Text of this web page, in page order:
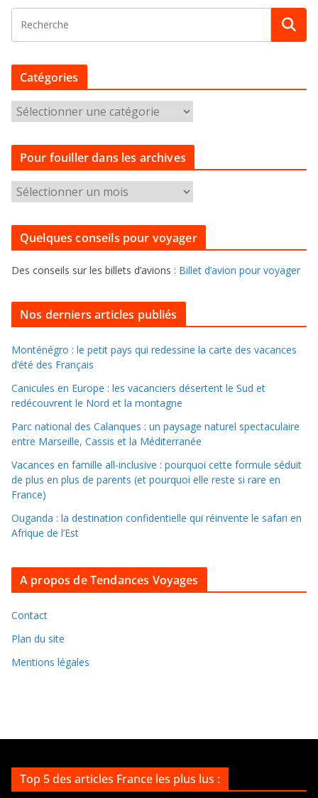
Catégories
a
t
g
e
s
Pour fouiller dans les archives
o
u
o
l
l
e
r
d
a
n
e
a
i
v
e
Quelques conseils pour voyager
Des conseils sur les billets d’avions : Billet d’avion pour voyager
Nos derniers articles publiés
Monténégro : le petit pays qui redessine la carte des vacances
d’été des Français
Canicules en Europe : les vacanciers désertent le Sud et
redécouvrent le Nord et la montagne
Parc national des Calanques : un paysage naturel spectaculaire
entre Marseille, Cassis et la Méditerranée
Vacances en famille all-inclusive : pourquoi cette formule séduit
de plus en plus de parents (et pourquoi elle reste si rare en
France)
Ouganda : la destination confidentielle qui réinvente le safari en
Afrique de l’Est
A propos de Tendances Voyages
Contact
Plan du site
Mentions légales
Top 5 des articles France les plus lus :